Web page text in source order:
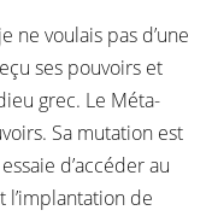
ne voulais pas d’une
ses pouvoirs et
grec. Le Méta-
Sa mutation est
d’accéder au
de